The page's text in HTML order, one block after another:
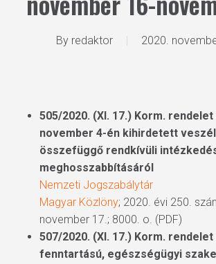
By redaktor 2020.
505/2020. (XI. 17.) Korm. rendelet
november 4-én kihirdetett
összefüggő rendkívüli
meghosszabbításáról
Nemzeti Jogszabálytár
Magyar Közlöny; 2020. évi 250.
november 17.; 8000. o. (PDF)
507/2020. (XI. 17.) Korm.
fenntartású, egészségügyi